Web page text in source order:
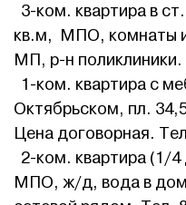
3-ком. квартира в
кв.м, МПО, комнаты
МП, р-н
1-ком. квартира с
Октябрьском, пл.
Цена договорная.
2-ком. квартира (1/
МПО, ж/д, вода в